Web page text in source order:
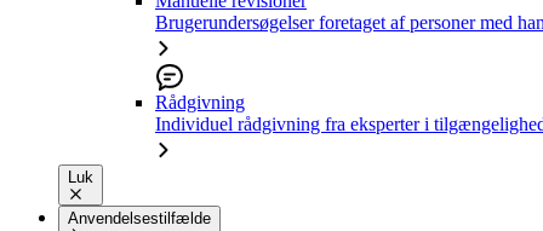
Brugerundersøgelser foretaget af personer med
Rådgivning
Individuel rådgivning fra eksperter i
Luk
Anvendelsestilfælde